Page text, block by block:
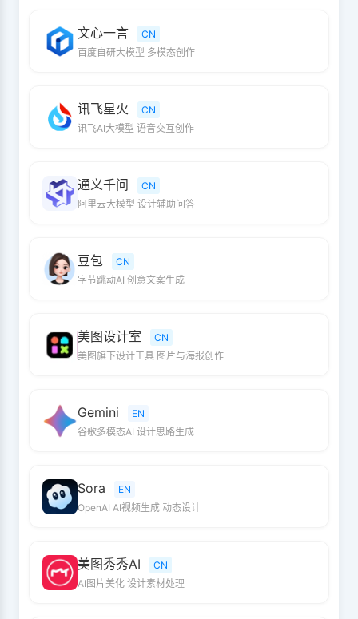
文心一言
CN
百度自研大模型 多模态创作
讯飞星火
CN
讯飞AI大模型 语音交互创作
通义千问
CN
阿里云大模型 设计辅助问答
豆包
CN
字节跳动AI 创意文案生成
美图设计室
CN
美图旗下设计工具 图片与海报创作
Gemini
EN
谷歌多模态AI 设计思路生成
Sora
EN
OpenAI AI视频生成 动态设计
美图秀秀AI
CN
AI图片美化 设计素材处理